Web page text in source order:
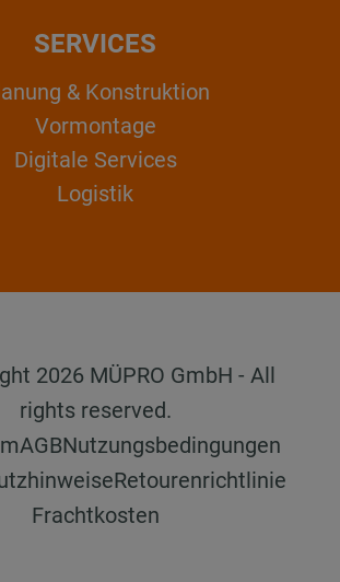
SERVICES
& Konstruktion
Vormontage
Digitale Services
Logistik
2026 MÜPRO GmbH - All
rights reserved.
AGBNutzungsbedingungen
Retourenrichtlinie
Frachtkosten